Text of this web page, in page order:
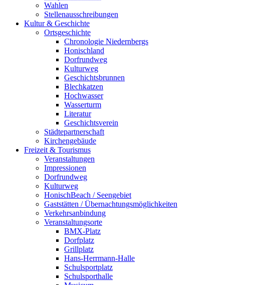
Wahlen
Stellenausschreibungen
Kultur & Geschichte
Ortsgeschichte
Chronologie Niedernbergs
Honischland
Dorfrundweg
Kulturweg
Geschichtsbrunnen
Blechkatzen
Hochwasser
Wasserturm
Literatur
Geschichtsverein
Städtepartnerschaft
Kirchengebäude
Freizeit & Tourismus
Veranstaltungen
Impressionen
Dorfrundweg
Kulturweg
HonischBeach / Seengebiet
Gaststätten / Übernachtungsmöglichkeiten
Verkehrsanbindung
Veranstaltungsorte
BMX-Platz
Dorfplatz
Grillplatz
Hans-Herrmann-Halle
Schulsportplatz
Schulsporthalle